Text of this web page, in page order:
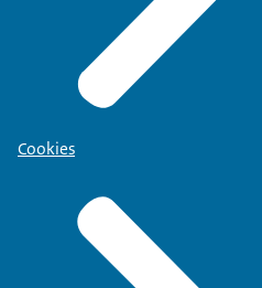
Cookies